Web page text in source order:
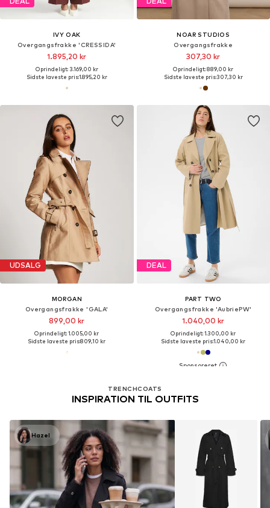
IVY OAK
Overgangsfrakke 'CRESSIDA'
1.895,20 kr
Oprindeligt: 3.169,00 kr
Sidste laveste pris:1.895,20 kr
NOAR STUDIOS
Overgangsfrakke
307,30 kr
Oprindeligt: 889,00 kr
Sidste laveste pris:307,30 kr
UDSALG
MORGAN
Overgangsfrakke 'GALA'
899,00 kr
Oprindeligt: 1.005,00 kr
Sidste laveste pris:809,10 kr
DEAL
PART TWO
Overgangsfrakke 'AubriePW'
1.040,00 kr
Oprindeligt: 1.300,00 kr
Sidste laveste pris:1.040,00 kr
TRENCHCOATS
INSPIRATION TIL OUTFITS
Hazel